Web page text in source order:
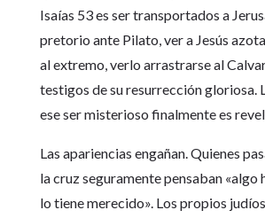
Isaías 53 es ser transportados a
pretorio ante Pilato, ver a Jesús
al extremo, verlo arrastrarse al
testigos de su resurrección gloriosa.
ese ser misterioso finalmente es
Las apariencias engañan. Quienes
la cruz seguramente pensaban «algo
lo tiene merecido». Los propios